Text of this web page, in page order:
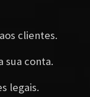
clientes.
sua conta.
legais.